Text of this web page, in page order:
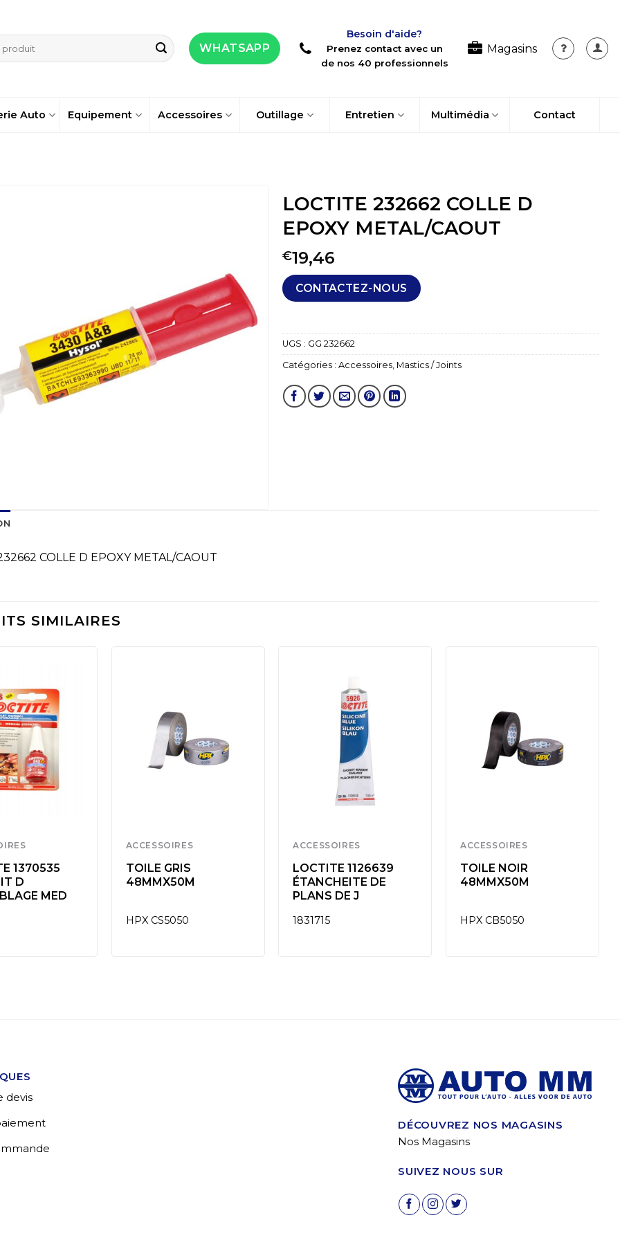
WHATSAPP
Besoin d'aide?
Prenez contact avec un
de nos 40 professionnels
Magasins
Auto Equipement Accessoires Outillage Entretien Multimédia Contact
LOCTITE 232662 COLLE D
EPOXY METAL/CAOUT
€19,46
CONTACTEZ-NOUS
UGS : GG 232662
Catégories : Accessoires, Mastics / Joints
COLLE D EPOXY METAL/CAOUT
SIMILAIRES
1370535
D
MED
ACCESSOIRES
TOILE GRIS
48MMX50M
HPX CS5050
ACCESSOIRES
LOCTITE 1126639
ÉTANCHEITE DE
PLANS DE J
1831715
ACCESSOIRES
TOILE NOIR
48MMX50M
HPX CB5050
devis
DÉCOUVREZ NOS MAGASINS
Nos Magasins
SUIVEZ NOUS SUR